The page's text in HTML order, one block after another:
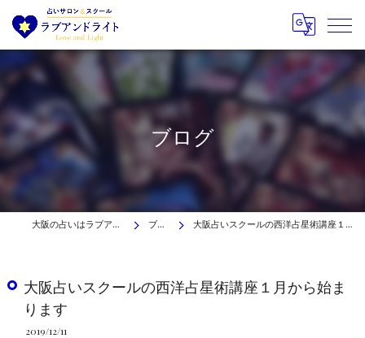
ブログ
大阪の占いはラブアンドライト ブログ 大阪占いスクールの西洋占星術講座１月から始まります
大阪占いスクールの西洋占星術講座１月から始ま
ります
2019/12/11